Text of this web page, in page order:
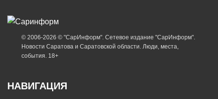
© 2006-2026 © "СарИнформ". Сетевое издание "СарИнформ".
Новости Саратова и Саратовской области. Люди, места,
события. 18+
НАВИГАЦИЯ